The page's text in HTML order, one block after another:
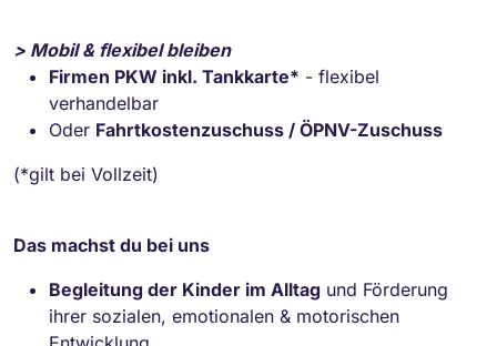
> Mobil & flexibel bleiben
Firmen PKW inkl. Tankkarte* - flexibel
verhandelbar
Oder Fahrtkostenzuschuss / ÖPNV-Zuschuss
(*gilt bei Vollzeit)
Das machst du bei uns
Begleitung der Kinder im Alltag und Förderung
ihrer sozialen, emotionalen & motorischen